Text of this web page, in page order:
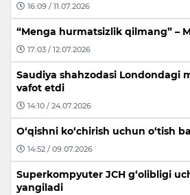
16:09 / 11.07.2026
“Menga hurmatsizlik qilmang” –
17:03 / 12.07.2026
Saudiya shahzodasi Londondagi
vafot etdi
14:10 / 24.07.2026
O‘qishni ko‘chirish uchun o‘tish
14:52 / 09.07.2026
Superkompyuter JCH g‘olibligi
yangiladi